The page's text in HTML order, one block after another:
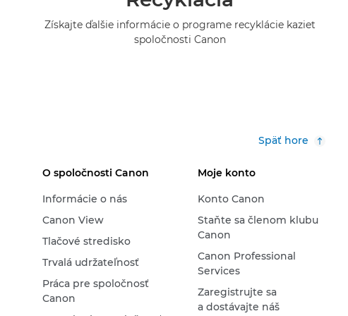
Získajte ďalšie informácie o programe recyklácie kaziet
spoločnosti Canon
Späť hore
O spoločnosti Canon
Informácie o nás
Canon View
Tlačové stredisko
Trvalá udržateľnosť
Práca pre spoločnosť
Canon
Moje konto
Konto Canon
Staňte sa členom klubu
Canon
Canon Professional
Services
Zaregistrujte sa
a dostávajte náš